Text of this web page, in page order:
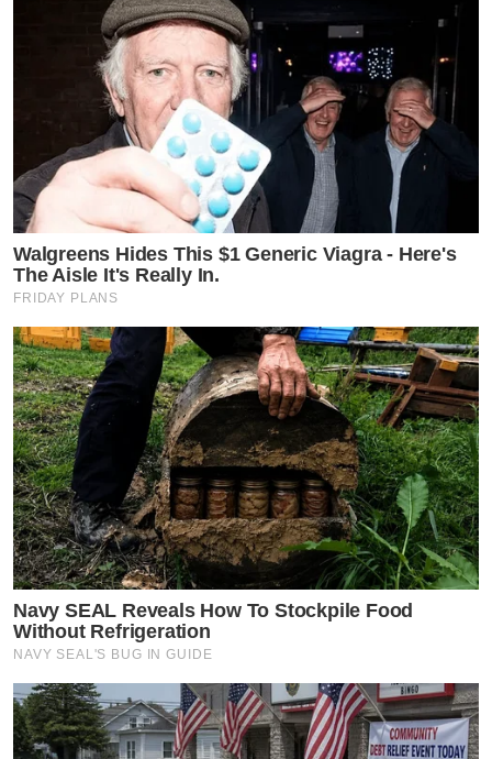
Walgreens Hides This $1 Generic Viagra - Here's
The Aisle It's Really In.
FRIDAY PLANS
Navy SEAL Reveals How To Stockpile Food
Without Refrigeration
NAVY SEAL'S BUG IN GUIDE